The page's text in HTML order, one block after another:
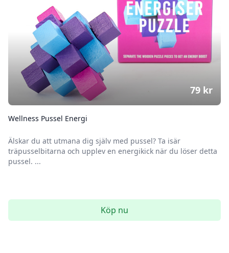
Wellness Pussel Energi
Älskar du att utmana dig själv med pussel? Ta isär
träpusselbitarna och upplev en energikick när du löser detta
pussel. ...
79 kr
Köp nu